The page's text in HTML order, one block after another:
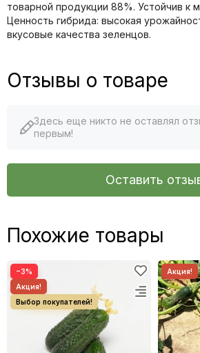
товарной продукции 88%. Устойчив к
Ценность гибрида: высокая
вкусовые качества зеленцов.
Отзывы о товаре
Здесь еще никто не оставлял
первым!
Оставить
Похожие товары
−3%